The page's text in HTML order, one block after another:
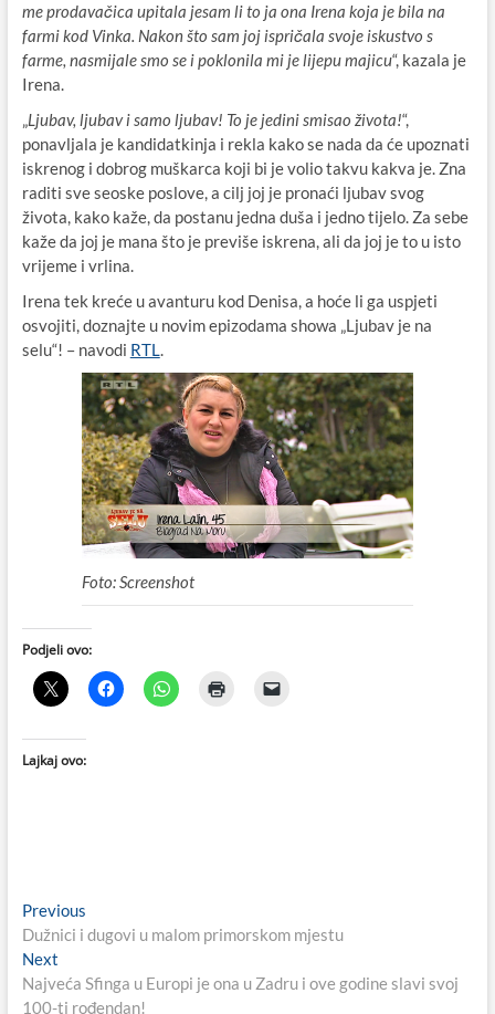
me prodavačica upitala jesam li to ja ona Irena koja je bila na
farmi kod Vinka. Nakon što sam joj ispričala svoje iskustvo s
farme, nasmijale smo se i poklonila mi je lijepu majicu“, kazala je
Irena.
„Ljubav, ljubav i samo ljubav! To je jedini smisao života!“,
ponavljala je kandidatkinja i rekla kako se nada da će upoznati
iskrenog i dobrog muškarca koji bi je volio takvu kakva je. Zna
raditi sve seoske poslove, a cilj joj je pronaći ljubav svog
života, kako kaže, da postanu jedna duša i jedno tijelo. Za sebe
kaže da joj je mana što je previše iskrena, ali da joj je to u isto
vrijeme i vrlina.
Irena tek kreće u avanturu kod Denisa, a hoće li ga uspjeti
osvojiti, doznajte u novim epizodama showa „Ljubav je na
selu“! – navodi RTL.
Foto: Screenshot
Podjeli ovo:
Lajkaj ovo:
Navigacija
objava
PreviousPrevious
post:
Dužnici i dugovi u malom primorskom mjestu
NextNext
post:
Najveća Sfinga u Europi je ona u Zadru i ove godine slavi svoj
100-ti rođendan!